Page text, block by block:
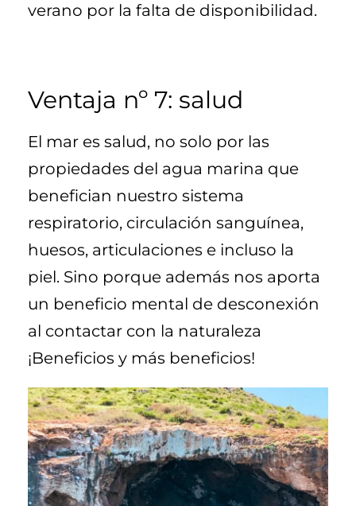
verano por la falta de disponibilidad.
Ventaja nº 7: salud
El mar es salud, no solo por las
propiedades del agua marina que
benefician nuestro sistema
respiratorio, circulación sanguínea,
huesos, articulaciones e incluso la
piel. Sino porque además nos aporta
un beneficio mental de desconexión
al contactar con la naturaleza
¡Beneficios y más beneficios!